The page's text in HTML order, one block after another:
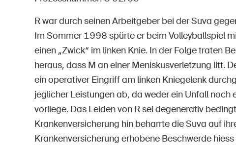
R war durch seinen Arbeitgeber bei der Suva
Im Sommer 1998 spürte er beim Volleyballspiel
einen „Zwick“ im linken Knie. In der Folge traten
heraus, dass M an einer Meniskusverletzung litt.
ein operativer Eingriff am linken Kniegelenk
jeglicher Leistungen ab, da weder ein Unfall
vorliege. Das Leiden von R sei degenerativ
Krankenversicherung hin beharrte die Suva auf
Krankenversicherung erhobene Beschwerde